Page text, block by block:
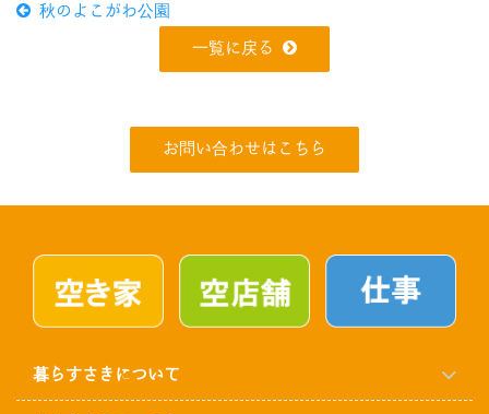
秋のよこがわ公園
一覧に戻る
お問い合わせはこちら
暮らすさきについて